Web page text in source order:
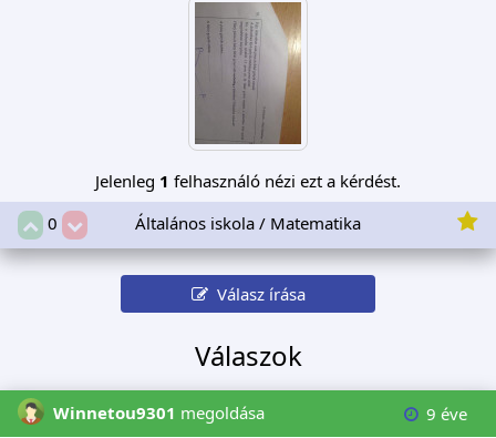
Jelenleg 1 felhasználó nézi ezt a kérdést.
0
Általános iskola / Matematika
Válasz írása
Válaszok
Winnetou9301 megoldása 9 éve